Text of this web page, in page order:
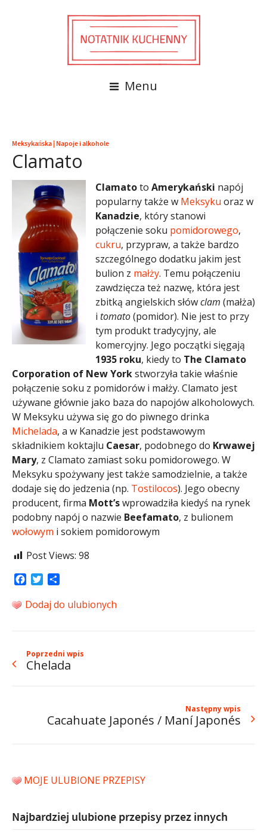
Menu
Meksykańska| Napoje i alkohole
Clamato
Clamatoto Amerykański napój
popularny także w Meksyku oraz w
Kanadzie, który stanowi
połączenie soku pomidorowego,
cukru, przypraw, a także bardzo
szczególnego dodatku jakim jest
bulion z małży. Temu połączeniu
zawdzięcza też nazwę, która jest
zbitką angielskich słówclam (małża)
i tomato(pomidor). Nie jest to przy
tym produkt tradycyjny, ale
komercyjny. Jego początki sięgają
1935 roku, kiedy to The Clamato
Corporation of New Yorkstworzyła takie właśnie
połączenie soku z pomidorów i małży. Clamato jest
używane głównie jako baza do napojów alkoholowych.
W Meksyku używa się go do piwnego drinka
Michelada, a w Kanadzie jest podstawowym
składnikiem koktajlu Caesar, podobnego do Krwawej
Mary, z Clamato zamiast soku pomidorowego. W
Meksyku spożywany jest także samodzielnie, a także
dodaje się do jedzenia (np. Tostilocos). Jego obecny
producent, firma Mott’swprowadziła kiedyś na rynek
podobny napój o nazwie Beefamato, z bulionem
wołowym i sokiem pomidorowym
Post Views: 98
Facebook
Twitter
Dodaj do ulubionych
Poprzedni wpis
Chelada
Następny wpis
Cacahuate Japonés / Maní Japonés
MOJE ULUBIONE PRZEPISY
Najbardziej ulubione przepisy przez innych